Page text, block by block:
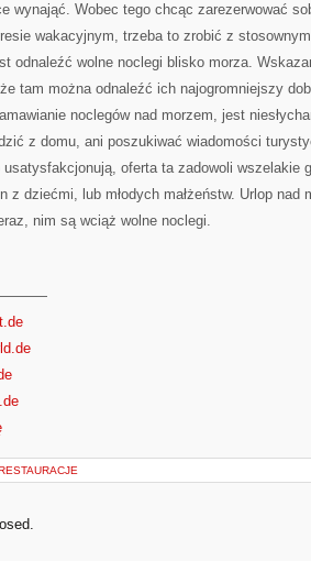
wynająć. Wobec tego chcąc zarezerwować
wakacyjnym, trzeba to zrobić z
odnaleźć wolne noclegi blisko morza.
tam można odnaleźć ich najogromniejszy
noclegów nad morzem, jest
z domu, ani poszukiwać wiadomości
usatysfakcjonują, oferta ta zadowoli wszelakie
z dziećmi, lub młodych małżeństw. Urlop nad
nim są wciąż wolne noclegi.